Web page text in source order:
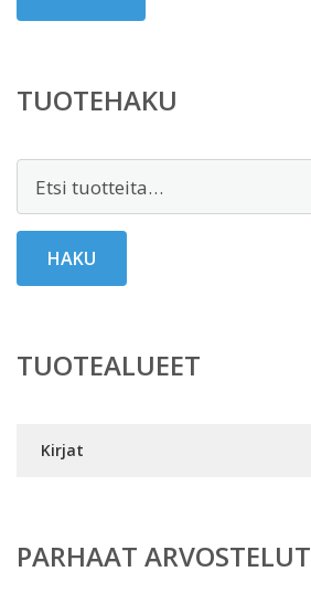
TUOTEHAKU
HAKU
TUOTEALUEET
Kirjat
PARHAAT ARVOSTELUT